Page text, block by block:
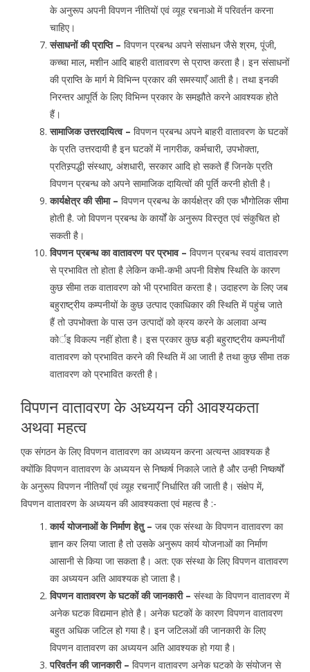
के अनुरूप अपनी विपणन नीतियों एवं व्यूह रचनाओ में परिवर्तन करना
चाहिए।
संसाधनों की प्राप्ति – विपणन प्रबन्ध अपने संसाधन जैसे श्रम, पूंजी,
कच्चा माल, मशीन आदि बाहरी वातावरण से प्राप्त करता है। इन संसाधनों
की प्राप्ति के मार्ग मे विभिन्न प्रकार की समस्याएँ आती है। तथा इनकी
निरन्तर आपूर्ति के लिए विभिन्न प्रकार के समझौते करने आवश्यक होते
हैं।
सामाजिक उत्तरदायित्व – विपणन प्रबन्ध अपने बाहरी वातावरण के घटकों
के प्रति उत्तरदायी है इन घटकों में नागरीक, कर्मचारी, उपभोक्ता,
प्रतिस्र्पद्धी संस्थाए, अंशधारी, सरकार आदि हो सकते हैं जिनके प्रति
विपणन प्रबन्ध को अपने सामाजिक दायित्वों की पूर्ति करनी होती है।
कार्यक्षेत्र की सीमा – विपणन प्रबन्ध के कार्यक्षेत्र की एक भौगोलिक सीमा
होती है. जो विपणन प्रबन्ध के कार्यों के अनुरूप विस्तृत एवं संकुचित हो
सकती है।
विपणन प्रबन्ध का वातावरण पर प्रभाव – विपणन प्रबन्ध स्वयं वातावरण
से प्रभावित तो होता है लेकिन कभी-कभी अपनी विशेष स्थिति के कारण
कुछ सीमा तक वातावरण को भी प्रभावित करता है। उदाहरण के लिए जब
बहुराष्ट्रीय कम्पनीयों के कुछ उत्पाद एकाधिकार की स्थिति में पहुंच जाते
हैं तो उपभोक्ता के पास उन उत्पादों को क्रय करने के अलावा अन्य
कोर्इ विकल्प नहीं होता है। इस प्रकार कुछ बड़ी बहुराष्ट्रीय कम्पनीयाँ
वातावरण को प्रभावित करने की स्थिति में आ जाती है तथा कुछ सीमा तक
वातावरण को प्रभावित करती है।
विपणन वातावरण के अध्ययन की आवश्यकता
अथवा महत्व
एक संगठन के लिए विपणन वातावरण का अध्ययन करना अत्यन्त आवश्यक है
क्योंकि विपणन वातावरण के अध्ययन से निष्कर्ष निकाले जाते है और उन्ही निष्कर्षों
के अनुरूप विपणन नीतियाँ एवं व्यूह रचनाएँ निर्धारित की जाती है। संक्षेप में,
विपणन वातावरण के अध्ययन की आवश्यकता एवं महत्व है :-
कार्य योजनाओं के निर्माण हेतु – जब एक संस्था के विपणन वातावरण का
ज्ञान कर लिया जाता है तो उसके अनुरूप कार्य योजनाओं का निर्माण
आसानी से किया जा सकता है। अत: एक संस्था के लिए विपणन वातावरण
का अध्ययन अति आवश्यक हो जाता है।
विपणन वातावरण के घटकों की जानकारी – संस्था के विपणन वातावरण में
अनेक घटक विद्यमान होते है। अनेक घटकों के कारण विपणन वातावरण
बहुत अधिक जटिल हो गया है। इन जटिलओं की जानकारी के लिए
विपणन वातावरण का अध्ययन अति आवश्यक हो गया है।
परिवर्तन की जानकारी – विपणन वातावरण अनेक घटको के संयोजन से